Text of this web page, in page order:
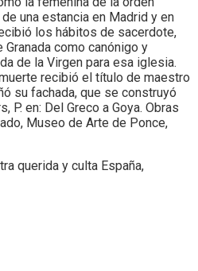
una estancia en Madrid y en
los hábitos de sacerdote,
como canónigo y
de la Virgen para esa iglesia.
recibió el título de maestro
su fachada, que se construyó
P. en: Del Greco a Goya. Obras
Museo de Arte de Ponce,
querida y culta España,